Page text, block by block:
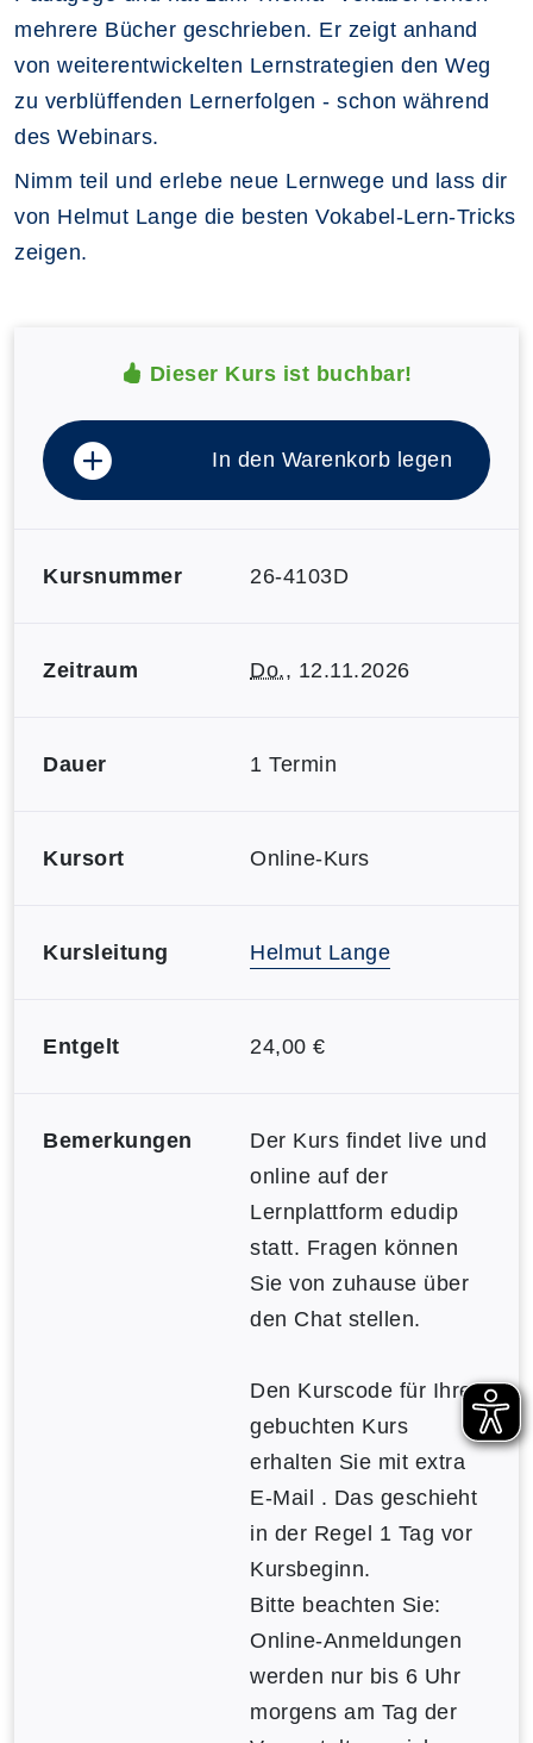
mehrere Bücher geschrieben. Er zeigt anhand
von weiterentwickelten Lernstrategien den Weg
zu verblüffenden Lernerfolgen - schon während
des Webinars.
Nimm teil und erlebe neue Lernwege und lass dir
von Helmut Lange die besten Vokabel-Lern-Tricks
zeigen.
Dieser Kurs ist buchbar!
In den Warenkorb legen
Kursnummer 26-4103D
Zeitraum Do., 12.11.2026
Dauer 1 Termin
Kursort Online-Kurs
Kursleitung Helmut Lange
Entgelt 24,00 €
Bemerkungen
Der Kurs findet live und
online auf der
Lernplattform edudip
statt. Fragen können
Sie von zuhause über
den Chat stellen.
Den Kurscode für Ihren
gebuchten Kurs
erhalten Sie mit extra
E-Mail . Das geschieht
in der Regel 1 Tag vor
Kursbeginn.
Bitte beachten Sie:
Online-Anmeldungen
werden nur bis 6 Uhr
morgens am Tag der